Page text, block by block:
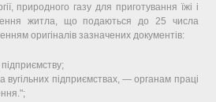
природного газу для приготування їжі і
житла, що подаються до 25 числа
оригіналів зазначених документів:
підприємствах, — органам праці